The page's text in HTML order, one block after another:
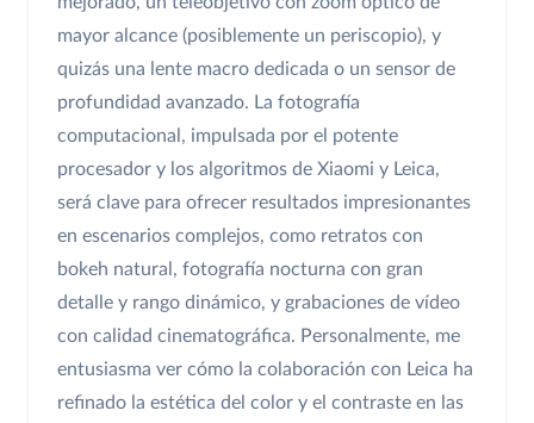
mayor alcance (posiblemente un periscopio), y
quizás una lente macro dedicada o un sensor de
profundidad avanzado. La fotografía
computacional, impulsada por el potente
procesador y los algoritmos de Xiaomi y Leica,
será clave para ofrecer resultados impresionantes
en escenarios complejos, como retratos con
bokeh natural, fotografía nocturna con gran
detalle y rango dinámico, y grabaciones de vídeo
con calidad cinematográfica. Personalmente, me
entusiasma ver cómo la colaboración con Leica ha
refinado la estética del color y el contraste en las